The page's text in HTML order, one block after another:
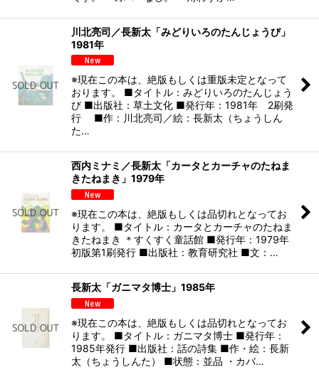
川北亮司／長新太「みどりいろのたんじょうび」
1981年
※現在この本は、絶版もしくは重版未定となって
おります。 ■タイトル：みどりいろのたんじょう
び ■出版社：草土文化 ■発行年：1981年 2刷発
行 ■作：川北亮司／絵：長新太（ちょうしん
た…
西内ミナミ／長新太「カータとカーチャのたねま
きたねまき」1979年
※現在この本は、絶版もしくは品切れとなってお
ります。 ■タイトル：カータとカーチャのたねま
きたねまき ＊すくすく童話館 ■発行年：1979年
初版第1刷発行 ■出版社：教育研究社 ■文：…
長新太「ガニマタ博士」1985年
※現在この本は、絶版もしくは品切れとなってお
ります。 ■タイトル：ガニマタ博士 ■発行年：
1985年発行 ■出版社：話の詩集 ■作・絵：長新
太（ちょうしんた） ■状態：並品 ・カバ…